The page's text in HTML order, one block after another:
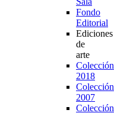
Fondo
Editorial
Ediciones
de
arte
Colección
2018
Colección
2007
Colección